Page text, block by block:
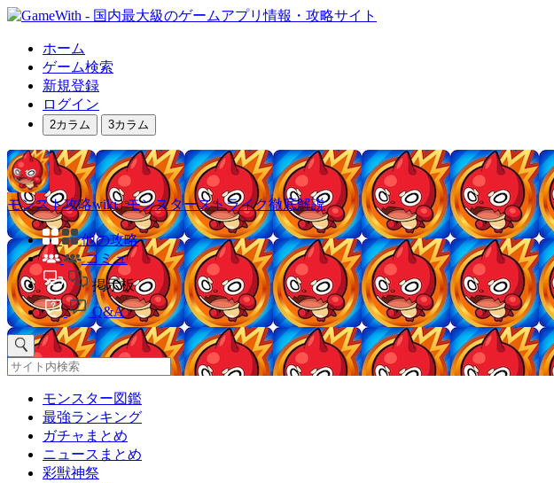
ホーム
ゲーム検索
新規登録
ログイン
2カラム 3カラム
モンスト攻略wiki | モンスターストライク徹底解説
他の攻略
コミュ
掲示板
Q&A
モンスター図鑑
最強ランキング
ガチャまとめ
ニュースまとめ
彩獣神祭